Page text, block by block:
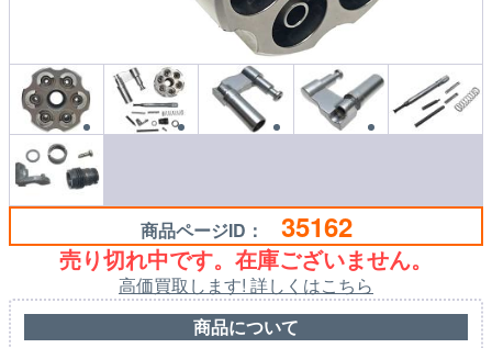
商品ページID： 35162
売り切れ中です。在庫ございません。
高価買取します! 詳しくはこちら
商品について